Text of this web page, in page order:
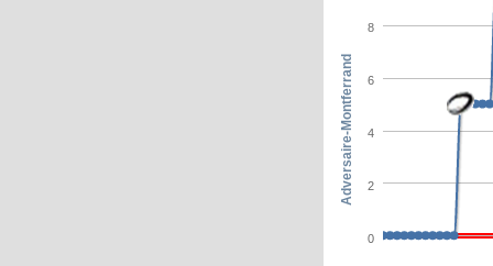
0
2
4
6
8
Adversaire-Montferrand